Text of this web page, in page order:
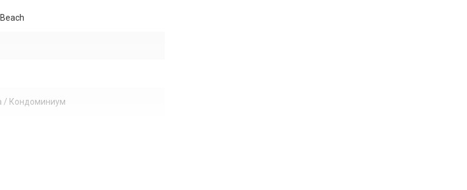
/ Кондоминиум